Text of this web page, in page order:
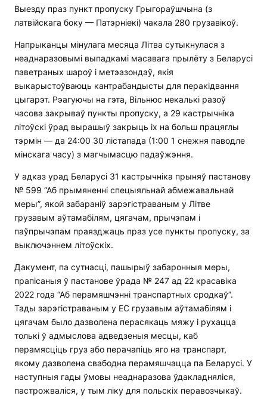
Выезду праз пункт пропуску Грыгораўшчына (з
латвійскага боку — Патэрніекі) чакала 280 грузавікоў.
Напрыканцы мінулага месяца Літва сутыкнулася з
неаднаразовымі выпадкамі масавага прылёту з Беларусі
паветраных шароў і метэазондаў, якія
выкарыстоўваюць кантрабандысты для перакідвання
цыгарэт. Рэагуючы на ​​гэта, Вільнюс некалькі разоў
часова закрываў пункты пропуску, а 29 кастрычніка
літоўскі ўрад вырашыў закрыць іх на больш працяглы
тэрмін — да 24:00 30 лістапада (1:00 1 снежня паводле
мінскага часу) з магчымасцю падаўжэння.
У адказ урад Беларусі 31 кастрычніка прыняў пастанову
№ 599 “Аб прымяненні спецыяльнай абмежавальнай
меры”, якой забараніў зарэгістраваным у Літве
грузавым аўтамабілям, цягачам, прычэпам і
паўпрычэпам праязджаць праз усе пункты пропуску, за
выключэннем літоўскіх.
Дакумент, па сутнасці, пашырыў забаронныя меры,
прапісаныя ў пастанове ўрада № 247 ад 22 красавіка
2022 года “Аб перамяшчэнні транспартных сродкаў”.
Тады зарэгістраваным у ЕС грузавым аўтамабілям і
цягачам было дазволена перасякаць мяжу і рухацца
толькі ў адмыслова адведзеныя месцы, каб
перамясціць груз або перачапіць яго на транспарт,
якому дазволена свабодна перамяшчацца па Беларусі. У
наступныя гады ўмовы неаднаразова ўдакладняліся,
пастрожваліся, у тым ліку для польскіх перавозчыкаў.